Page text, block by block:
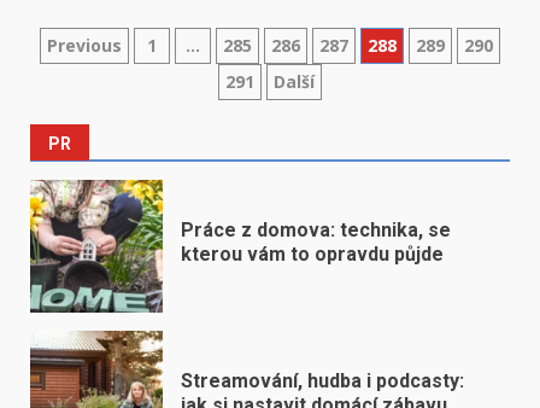
Stránkování
Previous 1 … 285 286 287 288 289
290
291
Další
PR
Práce z domova: technika, se
kterou vám to opravdu půjde
Streamování, hudba i podcasty: